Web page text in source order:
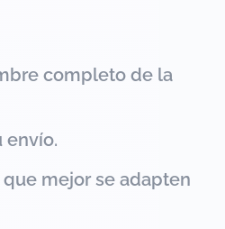
completo de la
envío.
mejor se adapten